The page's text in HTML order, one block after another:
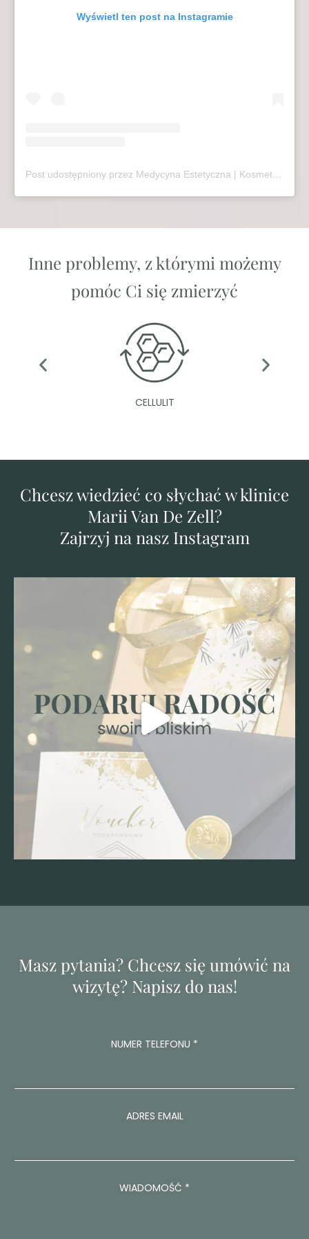
Wyświetl ten post na Instagramie
Post udostępniony przez Medycyna Estetyczna | Kosmetologia | Laseroterapia | Sopot (@mariivandezell)
Inne problemy, z którymi możemy
pomóc Ci się zmierzyć
CELLULIT
Chcesz wiedzieć co słychać w klinice
Marii Van De Zell?
Zajrzyj na nasz Instagram
Masz pytania? Chcesz się umówić na
wizytę? Napisz do nas!
N
E
T
F
N
NUMER TELEFONU *
ADRES EMAIL
WIADOMOŚĆ *